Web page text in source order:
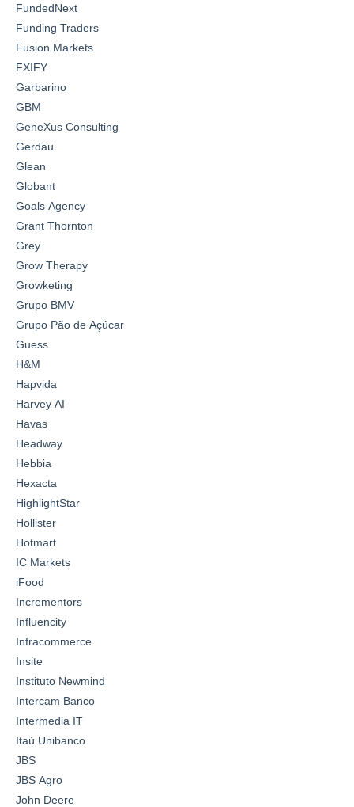
FundedNext
Funding Traders
Fusion Markets
FXIFY
Garbarino
GBM
GeneXus Consulting
Gerdau
Glean
Globant
Goals Agency
Grant Thornton
Grey
Grow Therapy
Growketing
Grupo BMV
Grupo Pão de Açúcar
Guess
H&M
Hapvida
Harvey AI
Havas
Headway
Hebbia
Hexacta
HighlightStar
Hollister
Hotmart
IC Markets
iFood
Incrementors
Influencity
Infracommerce
Insite
Instituto Newmind
Intercam Banco
Intermedia IT
Itaú Unibanco
JBS
JBS Agro
John Deere